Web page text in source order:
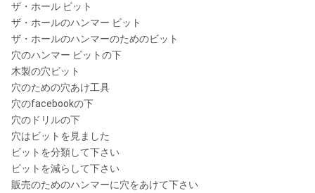
ザ・ホール ビット
ザ・ホールのハンマー ビット
ザ・ホールのハンマーのためのビット
穴のハンマー ビットの下
木製の穴ビット
穴のための穴あけ工具
穴のfacebookの下
穴のドリルの下
穴はビットを見ました
ビットを分類して下さい
ビットを減らして下さい
販売のためのハンマーに穴をあけて下さい